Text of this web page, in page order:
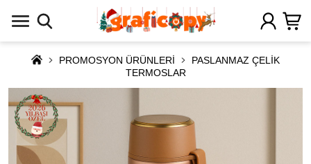
PROMOSYON ÜRÜNLERİ
PASLANMAZ ÇELİK
TERMOSLAR